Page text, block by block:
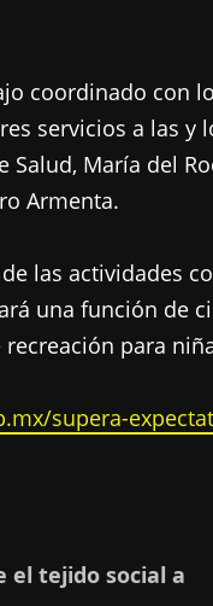
coordinado con
servicios a las
María del
Armenta.
las actividades
una función de
para
supera-
el tejido social a